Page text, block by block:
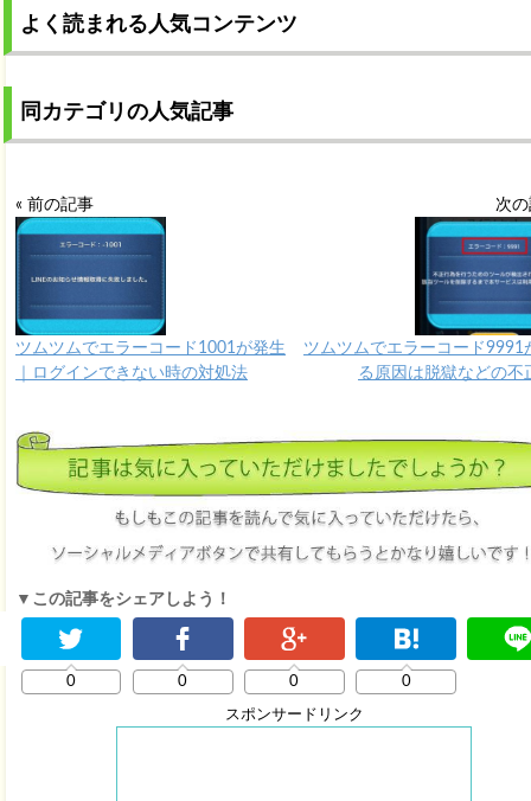
よく読まれる人気コンテンツ
同カテゴリの人気記事
« 前の記事
ツムツムでエラーコード1001が発生
｜ログインできない時の対処法
次
ツムツムでエラーコード9991
る原因は脱獄などの不
▼この記事をシェアしよう！
0 0 0 0
スポンサードリンク